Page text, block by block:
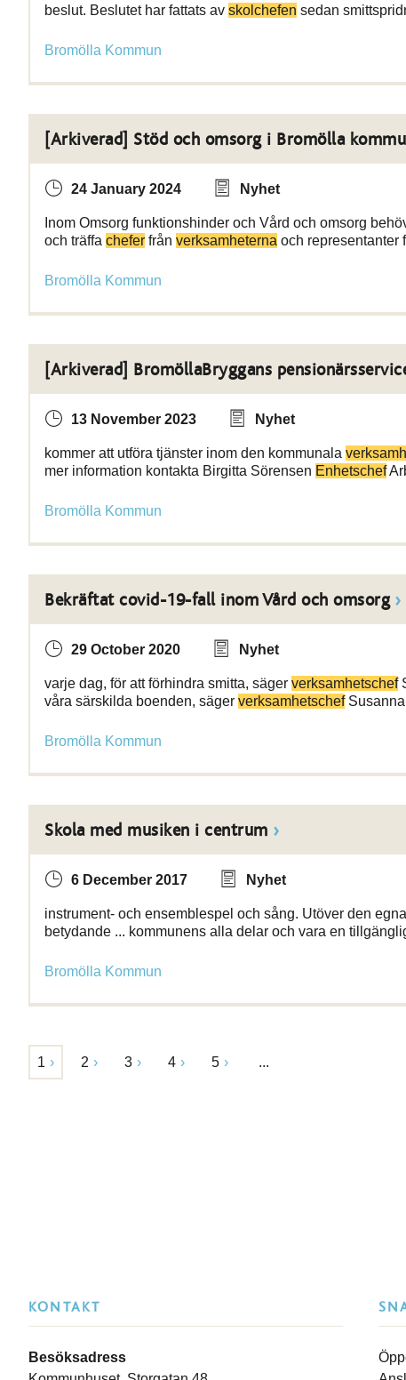
beslut. Beslutet har fattats av skolchefen sedan
Bromölla Kommun
[Arkiverad] Stöd och omsorg i Bromölla
24 January 2024 Nyhet
Inom Omsorg funktionshinder och Vård och omsorg
och träffa chefer från verksamheterna och representanter
Bromölla Kommun
[Arkiverad] BromöllaBryggans
13 November 2023 Nyhet
kommer att utföra tjänster inom den kommunala
mer information kontakta Birgitta Sörensen Enhetschef
Bromölla Kommun
Bekräftat covid-19-fall inom Vård och omsorg
29 October 2020 Nyhet
varje dag, för att förhindra smitta, säger verksamhetschef
våra särskilda boenden, säger verksamhetschefSusanna
Bromölla Kommun
Skola med musiken i centrum
6 December 2017 Nyhet
instrument- och ensemblespel och sång. Utöver den egna
betydande ... kommunens alla delar och vara en
Bromölla Kommun
1 2 3 4 5 ...
KONTAKT
Besöksadress